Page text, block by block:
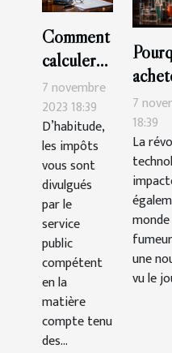
Comment
calculer
soi-même
son impôt
en
France ?
7 novembre
2023 18:39
D’habitude,
les impôts
vous sont
divulgués
par le
service
public
compétent
en la
matière
compte tenu
des...
7
18:39
La
une
vu le